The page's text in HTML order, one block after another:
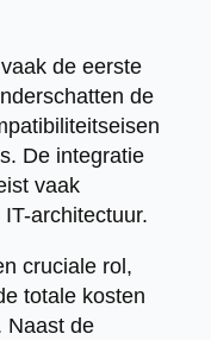
de eerste
de
De integratie
vaak
architectuur.
cruciale rol,
totale kosten
Naast de